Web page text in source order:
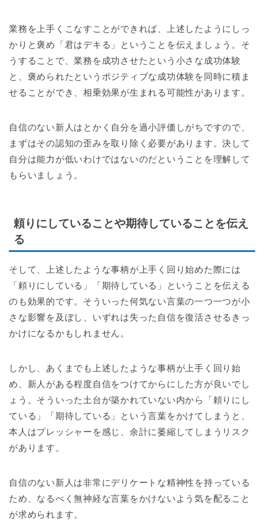
業務を上手くこなすことができれば、上述したようにしっ
かりと褒め「君はデキる」ということを伝えましょう。そ
うすることで、業務を成功させたという小さな成功体験
と、褒められたというポジティブな成功体験を同時に積ま
せることができ、相乗効果が生まれる可能性があります。
自信のない新人はとかく自分を過小評価しがちですので、
まずはその認知の歪みを取り除く必要があります。決して
自分は能力が低いわけではないのだということを理解して
もらいましょう。
頼りにしていることや期待していることを伝え
る
そして、上述したような事柄が上手く回り始めた際には
「頼りにしている」「期待している」ということを伝える
のも効果的です。そういった何気ない言葉の一つ一つが小
さな影響を及ぼし、いずれは失った自信を復活させるきっ
かけになるかもしれません。
しかし、あくまでも上述したような事柄が上手く回り始
め、新人がある程度自信をつけてからにした方が良いでし
ょう。そういった土台が築かれていない内から「頼りにし
ている」「期待している」という言葉をかけてしまうと、
本人はプレッシャーを感じ、余計に萎縮してしまうリスク
があります。
自信のない新人は非常にデリケートな精神性を持っている
ため、なるべく無神経な言葉をかけないよう気を配ること
が求められます。